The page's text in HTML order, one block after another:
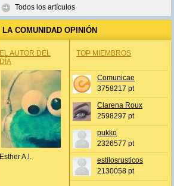
Todos los artículos
LA COMUNIDAD OPINIÓN
EL AUTOR DEL
DÍA
Esther A.l.
TOP MIEMBROS
Comunicae
3758217 pt
Clarena Roux
2598297 pt
pukko
2326577 pt
estilosrusticos
2130058 pt